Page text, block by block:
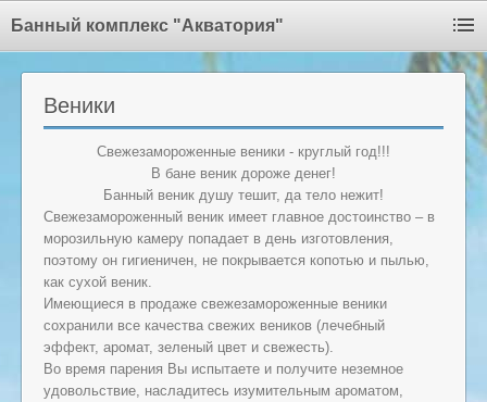
Банный комплекс "Акватория"
Веники
Свежезамороженные веники - круглый год!!!
В бане веник дороже денег!
Банный веник душу тешит, да тело нежит!
Свежезамороженный веник имеет главное достоинство – в
морозильную камеру попадает в день изготовления,
поэтому он гигиеничен, не покрывается копотью и пылью,
как сухой веник.
Имеющиеся в продаже свежезамороженные веники
сохранили все качества свежих веников (лечебный
эффект, аромат, зеленый цвет и свежесть).
Во время парения Вы испытаете и получите неземное
удовольствие, насладитесь изумительным ароматом,